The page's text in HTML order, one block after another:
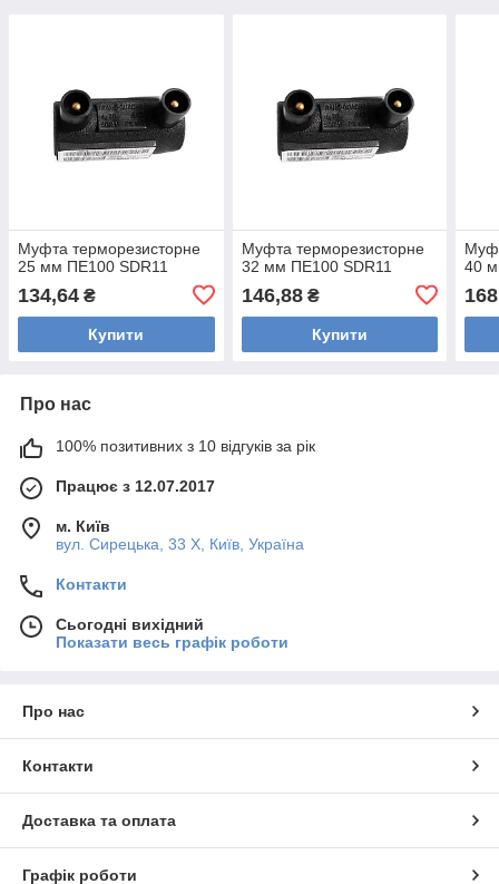
Муфта терморезисторне
25 мм ПЕ100 SDR11
134,64 ₴
Купити
Муфта терморезисторне
32 мм ПЕ100 SDR11
146,88₴
Купити
40
Про нас
100% позитивних з 10 відгуків за рік
Працює з 12.07.2017
м. Київ
вул. Сирецька, 33 Х, Київ, Україна
Контакти
Сьогодні вихідний
Показати весь графік роботи
Про нас
Контакти
Доставка та оплата
Графік роботи